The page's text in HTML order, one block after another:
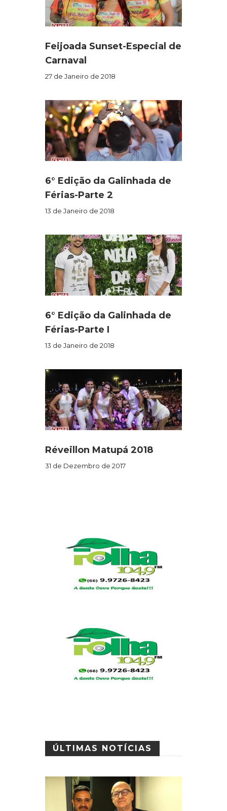
Feijoada Sunset-Especial de
Carnaval
27 de Janeiro de 2018
6° Edição da Galinhada de
Férias-Parte 2
13 de Janeiro de 2018
6° Edição da Galinhada de
Férias-Parte I
13 de Janeiro de 2018
Réveillon Matupá 2018
31 de Dezembro de 2017
ÚLTIMAS NOTÍCIAS